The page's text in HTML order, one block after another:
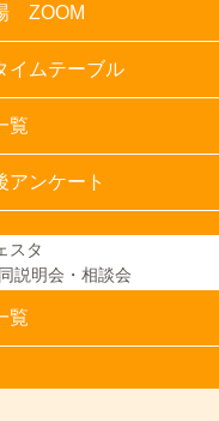
ZOOM
イムテーブル
覧
アンケート
スタ
説明会・相談会
覧